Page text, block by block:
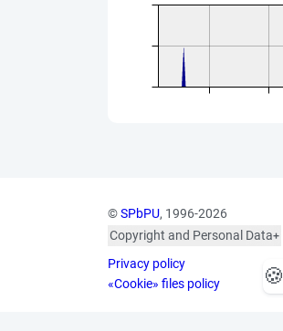
©SPbPU, 1996-2026
Copyright and Personal Data
published with the
consent of the individuals
Privacy policy
«Cookie» files policy
🍪